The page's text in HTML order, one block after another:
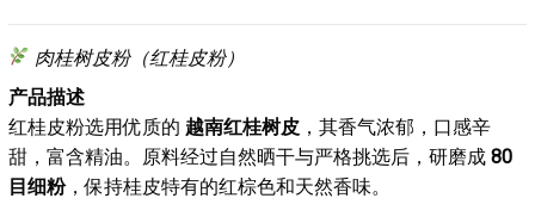
肉桂树皮粉（红桂皮粉）
产品描述
红桂皮粉选用优质的 越南红桂树皮 ，其香气浓郁，口感辛
甜，富含精油。原料经过自然晒干与严格挑选后，研磨成 80
目细粉，保持桂皮特有的红棕色和天然香味。